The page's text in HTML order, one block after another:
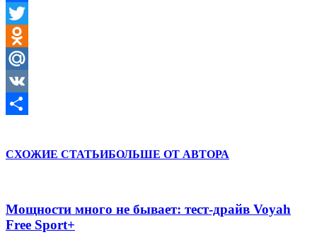
Facebook
Twitter
Odnoklassniki
Mail.Ru
VK
СХОЖИЕ СТАТЬИБОЛЬШЕ ОТ АВТОРА
Мощности много не бывает: тест-драйв Voyah
Free Sport+